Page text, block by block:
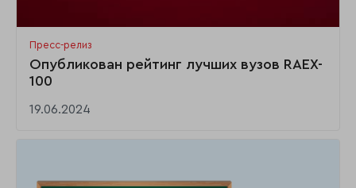
Пресс-релиз
Опубликован рейтинг лучших вузов RAEX-
100
19.06.2024